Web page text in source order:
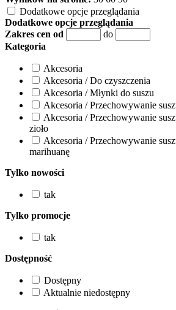
Dodatkowe opcje przeglądania
Dodatkowe opcje przeglądania
Zakres cen od
do
Kategoria
Akcesoria
Akcesoria / Do czyszczenia
Akcesoria / Młynki do suszu
Akcesoria / Przechowywanie
Akcesoria / Przechowywanie
zioło
Akcesoria / Przechowywanie
marihuanę
Tylko nowości
tak
Tylko promocje
tak
Dostępność
Dostępny
Aktualnie niedostępny